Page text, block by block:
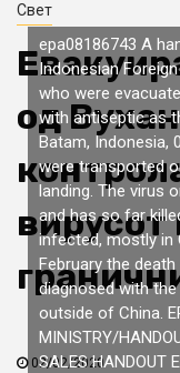
Свет
од
вирусот
02/02/2020
epa08186743 A
Indonesian
who were
with antiseptic as
Batam, Indonesia,
were transported
landing. The virus
and has so far
infected, mostly in
February the
diagnosed with
outside of China.
MINISTRY/
SALES HANDOUT